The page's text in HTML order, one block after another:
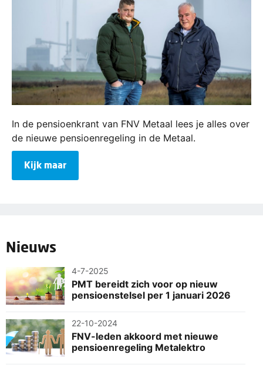
In de pensioenkrant van FNV Metaal lees je alles over
de nieuwe pensioenregeling in de Metaal.
Kijk maar
Nieuws
4-7-2025
PMT bereidt zich voor op nieuw
pensioenstelsel per 1 januari 2026
22-10-2024
FNV-leden akkoord met nieuwe
pensioenregeling Metalektro